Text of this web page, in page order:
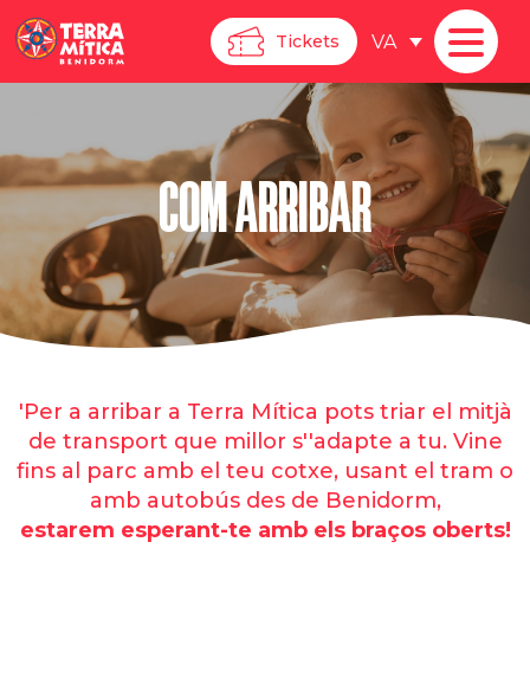
Tickets VA
COM ARRIBAR
'Per a arribar a Terra Mítica pots triar el mitjà
de transport que millor s''adapte a tu. Vine
fins al parc amb el teu cotxe, usant el tram o
amb autobús des de Benidorm,
estarem esperant-te amb els braços oberts!